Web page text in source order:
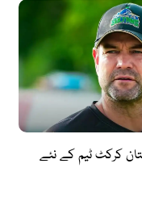
کرکٹ ٹیم کے نئے